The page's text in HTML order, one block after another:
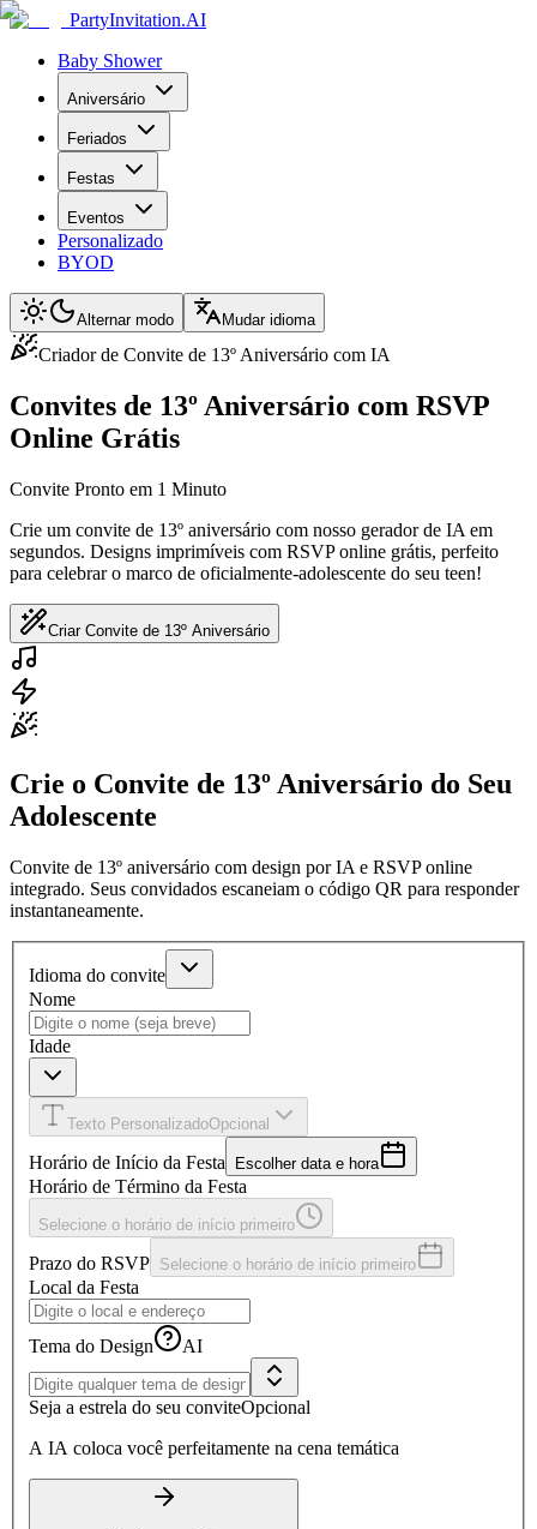
PartyInvitation.AI
Baby Shower
Aniversário
Feriados
Festas
Eventos
Personalizado
BYOD
Alternar modo Mudar idioma
Criador de Convite de 13º Aniversário com IA
Convites de 13º Aniversário com RSVP
Online Grátis
Convite Pronto em 1 Minuto
Crie um convite de 13º aniversário com nosso gerador de IA em
segundos. Designs imprimíveis com RSVP online grátis, perfeito
para celebrar o marco de oficialmente-adolescente do seu teen!
Criar Convite de 13º Aniversário
Crie o Convite de 13º Aniversário do Seu
Adolescente
Convite de 13º aniversário com design por IA e RSVP online
integrado. Seus convidados escaneiam o código QR para responder
instantaneamente.
Idioma do convite
Nome
Idade
Texto PersonalizadoOpcional
Horário de Início da Festa Escolher data e hora
Horário de Término da Festa
Selecione o horário de início primeiro
Prazo do RSVP Selecione o horário de início primeiro
Local da Festa
Tema do Design AI
Seja a estrela do seu conviteOpcional
A IA coloca você perfeitamente na cena temática